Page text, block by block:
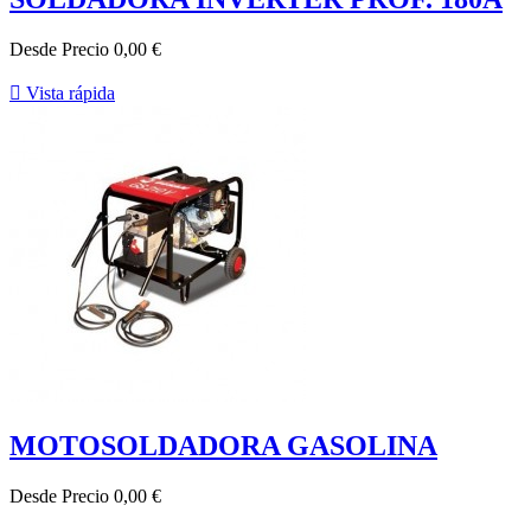
Desde Precio 0,00 €
 Vista rápida
MOTOSOLDADORA GASOLINA
Desde Precio 0,00 €